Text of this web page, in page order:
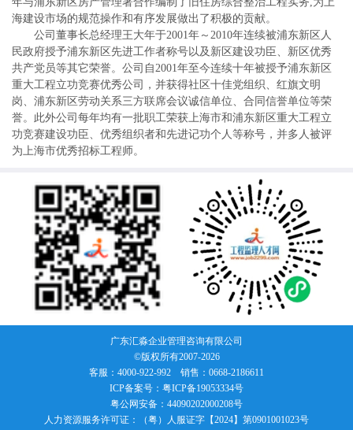
海建设市场的规范操作和有序发展做出了积极的贡献。
公司董事长总经理王大年于2001年～2010年连续被浦东新区人
民政府授予浦东新区先进工作者称号以及新区建设功臣、新区优秀
共产党员等其它荣誉。公司自2001年至今连续十年被授予浦东新区
重大工程立功竞赛优秀公司，并获得社区十佳党组织、红旗文明
岗、浦东新区劳动关系三方联席会议诚信单位、合同信誉单位等荣
誉。此外公司每年均有一批职工荣获上海市和浦东新区重大工程立
功竞赛建设功臣、优秀组织者和先进记功个人等称号，并多人被评
为上海市优秀招标工程师。
广东汇淼企业管理咨询有限公司
©版权所有2007-2026
客服：4000-922-992 销售：0668-2186611
ICP备案号：粤ICP备19053334号
粤公网安备：44090202000208号
人力资源服务许可证：（粤）人服证字【2024】第0901001023号